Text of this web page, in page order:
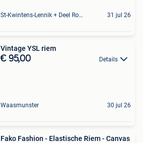
St-Kwintens-Lennik + Deel Roosdaal 31 jul 26
Vintage YSL riem
€ 95,00 Details
Waasmunster 30 jul 26
Fako Fashion - Elastische Riem - Canvas